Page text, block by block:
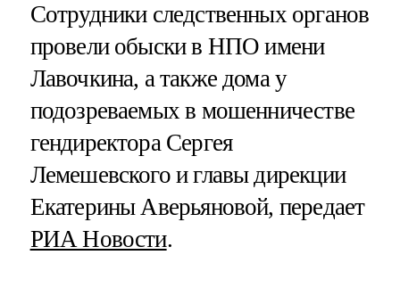
Сотрудники следственных органов
провели обыски в НПО имени
Лавочкина, а также дома у
подозреваемых в мошенничестве
гендиректора Сергея
Лемешевского и главы дирекции
Екатерины Аверьяновой, передает
РИА Новости.